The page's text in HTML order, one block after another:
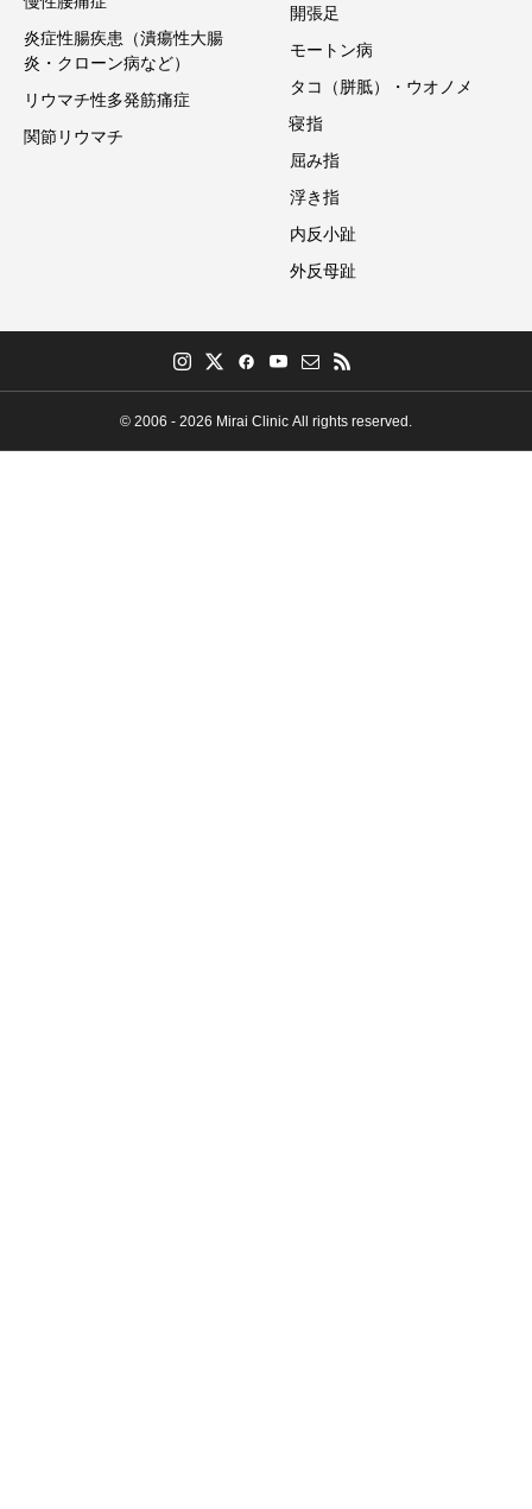
炎症性腸疾患（潰瘍性大腸
炎・クローン病など）
リウマチ性多発筋痛症
関節リウマチ
開張足
モートン病
タコ（胼胝）・ウオノメ
寝指
屈み指
浮き指
内反小趾
外反母趾
© 2006 - 2026 Mirai Clinic All rights reserved.